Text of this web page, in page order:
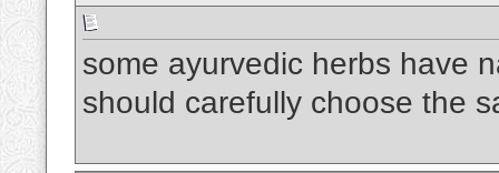
some ayurvedic herbs have
should carefully choose the